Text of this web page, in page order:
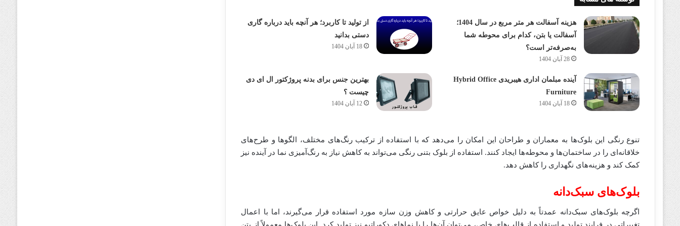
هزینه آسفالت هر متر مربع در سال 1404؛
آسفالت یا بتن، کدام برای محوطه شما
به‌صرفه‌تر است؟
28 آبان 1404
از تولید تا کاربرد؛ هر آنچه باید درباره گاری
دستی بدانید
18 آبان 1404
آینده مبلمان اداری هیبریدی Hybrid Office
Furniture
18 آبان 1404
بهترین جنس برای بدنه پروژکتور ال ای دی
چیست ؟
12 آبان 1404
تنوع رنگی این بلوک‌ها به معماران و طراحان این امکان را می‌دهد که با استفاده از ترکیب رنگ‌های مختلف، الگوها و طرح‌های
خلاقانه‌ای را در ساختمان‌ها و محوطه‌ها ایجاد کنند. استفاده از بلوک‌ بتنی رنگی می‌تواند به کاهش نیاز به رنگ‌آمیزی نما در آینده نیز
کمک کند و هزینه‌های نگهداری را کاهش دهد.
بلوک‌های سبک‌دانه
اگرچه بلوک‌های سبک‌دانه عمدتاً به دلیل خواص عایق حرارتی و کاهش وزن سازه مورد استفاده قرار می‌گیرند، اما با اعمال